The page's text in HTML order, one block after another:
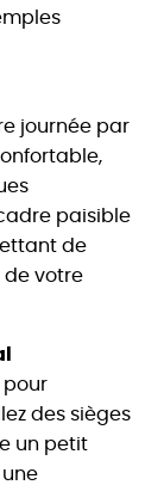
journée par
paisible
de
de votre
pour
des sièges
un petit